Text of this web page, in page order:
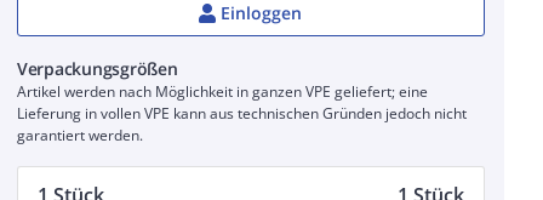
Einloggen
Verpackungsgrößen
Artikel werden nach Möglichkeit in ganzen VPE geliefert; eine
Lieferung in vollen VPE kann aus technischen Gründen jedoch nicht
garantiert werden.